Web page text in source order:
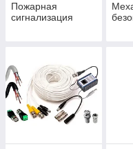
Пожарная
сигнализация